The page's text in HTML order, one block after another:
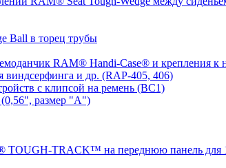
Ball в торец трубы
RAM® Handi-Case® и крепления к
и др. (RAP-405, 406)
с клипсой на ремень (BC1)
размер "A")
TOUGH-TRACK™ на переднюю панель для